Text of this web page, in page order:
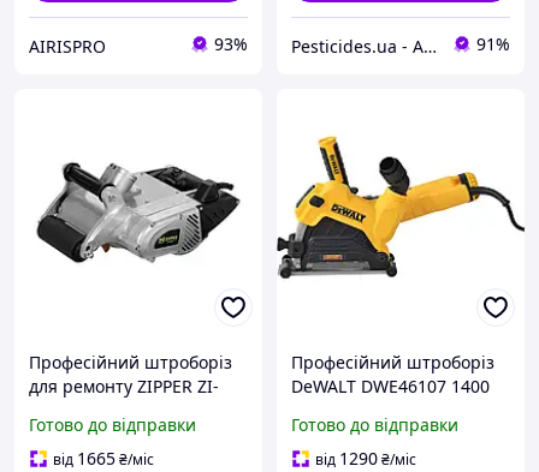
AIRISPRO 93% Pesticides.ua - Аграрна продукція і не тільки !!! 91%
Професійний штроборіз
для ремонту ZIPPER ZI-
кВт з кейсом
Готово до відправки
від 1665₴/міс
Професійний штроборіз
DeWALT DWE46107 1400
комплектом дисків
Готово до відправки
від 1290₴/міс